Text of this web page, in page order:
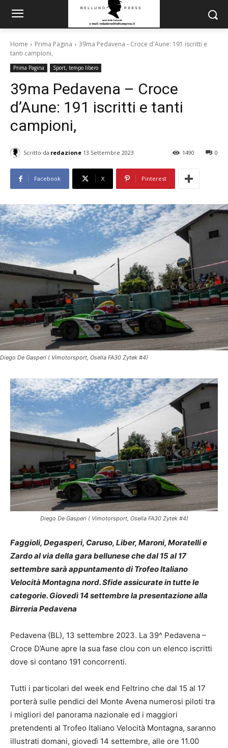
Home Prima Pagina
39ma Pedavena - Croce d'Aune: 191 iscritti e
tanti campioni,
Prima Pagina Sport, tempo libero
39ma Pedavena – Croce
d’Aune: 191 iscritti e tanti
campioni,
Scritto da redazione 13 Settembre 2023 0
1490
Facebook X Pinterest
Diego De Gasperi ( Vimotorsport, Osella FA30 Zytek #4)
Diego De Gasperi ( Vimotorsport, Osella FA30 Zytek #4)
Faggioli, Degasperi, Caruso, Liber, Maroni, Moratelli e
Zardo al via della gara bellunese che dal 15 al 17
settembre sarà appuntamento di Trofeo Italiano
Velocità Montagna nord. Sfide assicurate in tutte le
categorie. Giovedì 14 settembre la presentazione alla
Birreria Pedavena
Pedavena (BL), 13 settembre 2023. La 39^ Pedavena –
Croce D’Aune apre la sua fase clou con un elenco iscritti
dove si contano 191 concorrenti.
Tutti i particolari del week end Feltrino che dal 15 al 17
porterà sulle pendici del Monte Avena numerosi piloti tra
i migliori del panorama nazionale ed i maggiori
pretendenti al Trofeo Italiano Velocità Montagna, saranno
illustrati domani, giovedì 14 settembre, alle ore 11.00